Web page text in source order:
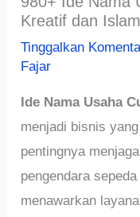
Kreatif dan
Tinggalkan
Fajar
Ide Nama Usaha
menjadi bisnis
pentingnya
pengendara
menawarkan